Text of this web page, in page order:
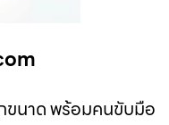
กขนาด พร้อมคนขับมือ